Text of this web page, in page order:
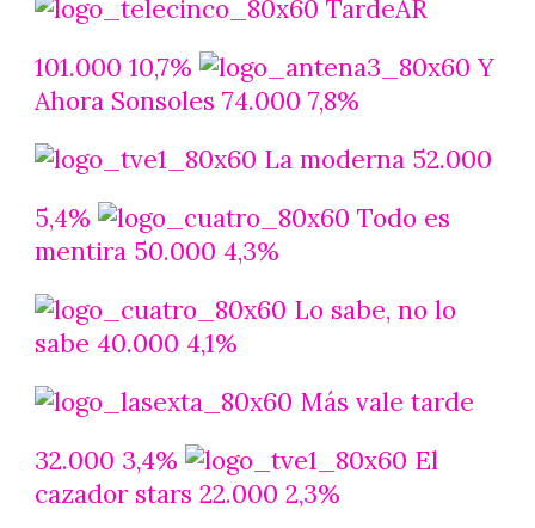
TardeAR
101.000 10,7%
Y
Ahora Sonsoles 74.000 7,8%
La moderna 52.000
5,4%
Todo es
mentira 50.000 4,3%
Lo sabe, no lo
sabe 40.000 4,1%
Más vale tarde
32.000 3,4%
El
cazador stars 22.000 2,3%